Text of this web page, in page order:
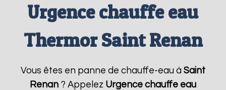
Urgence chauffe eau
Thermor Saint Renan
Vous êtes en panne de chauffe-eau à Saint
Renan? Appelez Urgence chauffe eau